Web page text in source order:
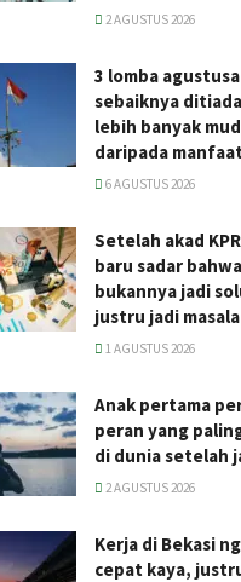
2 AGUSTUS 2026
3 lomba
sebaiknya
lebih banyak
daripada
6 AGUSTUS 2026
Setelah akad
baru sadar
bukannya jadi
justru jadi
1 AGUSTUS 2026
Anak pertama
peran yang
di dunia setelah
2 AGUSTUS 2026
Kerja di Bekasi
cepat kaya,